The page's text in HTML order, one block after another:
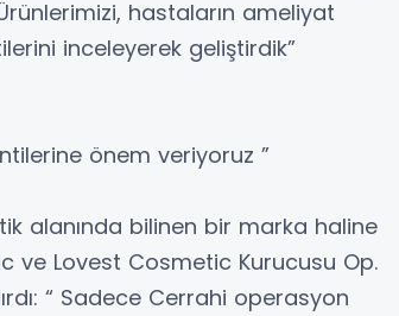
hastaların ameliyat
inceleyerek geliştirdik”
önem veriyoruz ”
alanında bilinen bir marka haline
ve Lovest Cosmetic Kurucusu Op.
“ Sadece Cerrahi operasyon